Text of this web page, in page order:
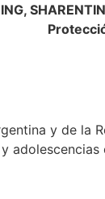
y de la